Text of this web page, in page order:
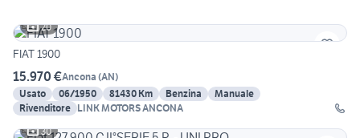
20
FIAT 1900
15.970 €Ancona (AN)
Usato
06/1950 81430 Km Benzina
Manuale
Rivenditore LINK MOTORS ANCONA
30